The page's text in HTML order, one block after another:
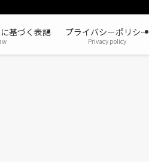
基づく表記 プライバシーポリシー
Privacy policy